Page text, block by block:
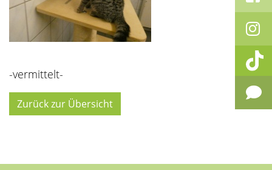
-vermittelt-
Zurück zur Übersicht